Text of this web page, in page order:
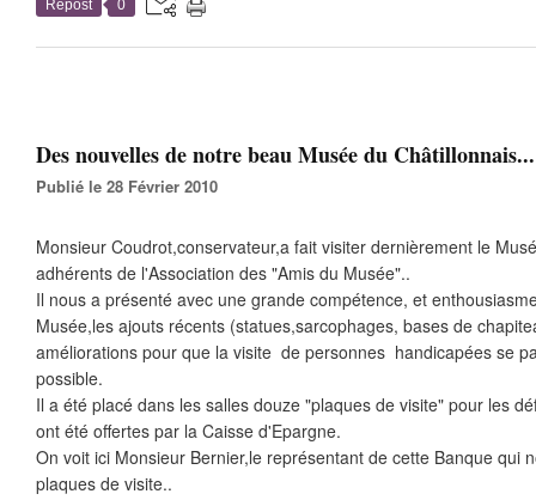
Repost 0
Des nouvelles de notre beau Musée du Châtillonnais...
Publié le 28 Février 2010
Monsieur Coudrot,conservateur,a fait visiter dernièrement le
adhérents de l'Association des "Amis du Musée"..
Il nous a présenté avec une grande compétence, et
Musée,les ajouts récents (statues,sarcophages, bases de
améliorations pour que la visite de personnes handicapées se
possible.
Il a été placé dans les salles douze "plaques de visite" pour les
ont été offertes par la Caisse d'Epargne.
On voit ici Monsieur Bernier,le représentant de cette Banque qui
plaques de visite..